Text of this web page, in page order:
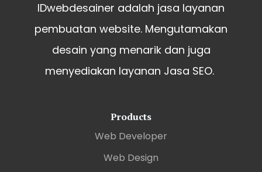
IDwebdesainer adalah jasa layanan
pembuatan website. Mengutamakan
desain yang menarik dan juga
menyediakan layanan Jasa SEO.
Products
Web Developer
Web Design